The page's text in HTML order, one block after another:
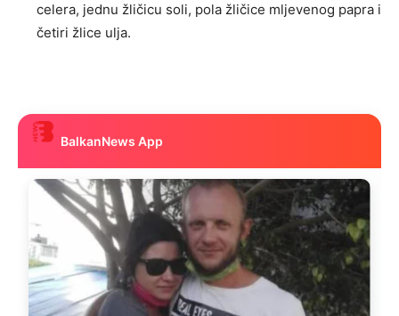
celera, jednu žličicu soli, pola žličice mljevenog papra i
četiri žlice ulja.
BalkanNews App